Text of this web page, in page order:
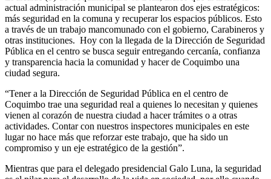
actual administración municipal se plantearon dos ejes estratégicos:
más seguridad en la comuna y recuperar los espacios públicos. Esto
a través de un trabajo mancomunado con el gobierno, Carabineros y
otras instituciones. Hoy con la llegada de la Dirección de Seguridad
Pública en el centro se busca seguir entregando cercanía, confianza
y transparencia hacia la comunidad y hacer de Coquimbo una
ciudad segura.
“Tener a la Dirección de Seguridad Pública en el centro de
Coquimbo trae una seguridad real a quienes lo necesitan y quienes
vienen al corazón de nuestra ciudad a hacer trámites o a otras
actividades. Contar con nuestros inspectores municipales en este
lugar no hace más que reforzar este trabajo, que ha sido un
compromiso y un eje estratégico de la gestión”.
Mientras que para el delegado presidencial Galo Luna, la seguridad